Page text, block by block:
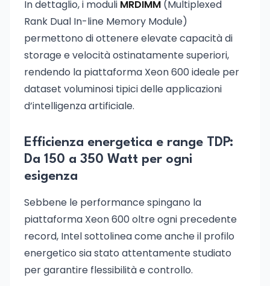
In dettaglio, i moduli MRDIMM (Multiplexed
Rank Dual In-line Memory Module)
permettono di ottenere elevate capacità di
storage e velocità ostinatamente superiori,
rendendo la piattaforma Xeon 600 ideale per
dataset voluminosi tipici delle applicazioni
d’intelligenza artificiale.
Efficienza energetica e range TDP:
Da 150 a 350 Watt per ogni
esigenza
Sebbene le performance spingano la
piattaforma Xeon 600 oltre ogni precedente
record, Intel sottolinea come anche il profilo
energetico sia stato attentamente studiato
per garantire flessibilità e controllo.